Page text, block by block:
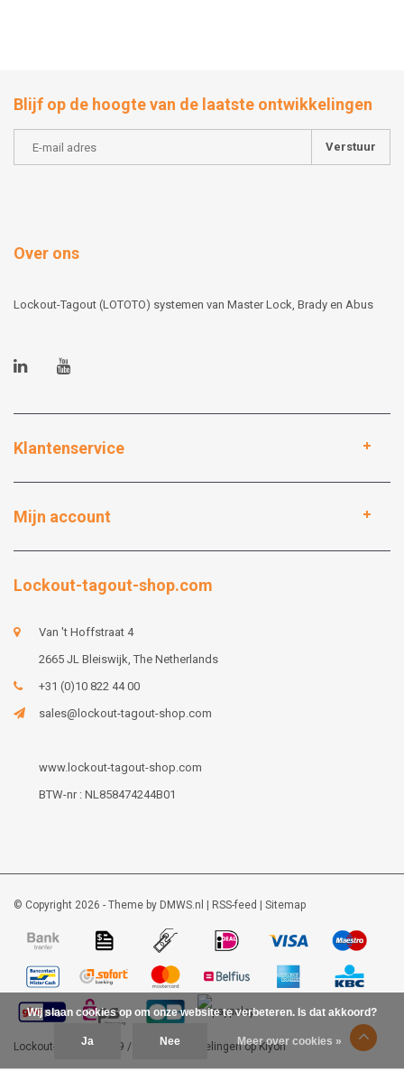
Blijf op de hoogte van de laatste ontwikkelingen
Verstuur
Over ons
Lockout-Tagout (LOTOTO) systemen van Master Lock, Brady en Abus
Klantenservice
Mijn account
Lockout-tagout-shop.com
Van 't Hoffstraat 4
2665 JL Bleiswijk, The Netherlands
+31 (0)10 822 44 00
sales@lockout-tagout-shop.com
www.lockout-tagout-shop.com
BTW-nr : NL858474244B01
© Copyright 2026 - Theme by DMWS.nl RSS-feed Sitemap
Lockout-tagout-shop 9 / 48beoordelingen opKiyoh
Wij slaan cookies op om onze website te verbeteren. Is dat akkoord?
Ja Nee Meer over cookies »